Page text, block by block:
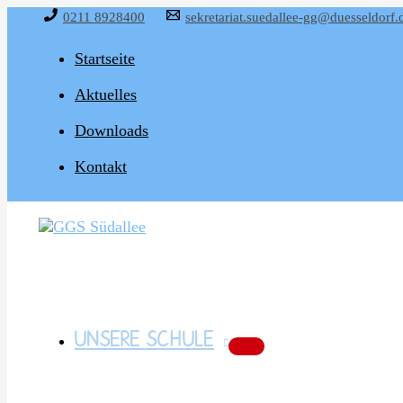
springen
0211 8928400 sekretariat.suedallee-
Startseite
Aktuelles
Downloads
Kontakt
UNSERE SCHULE